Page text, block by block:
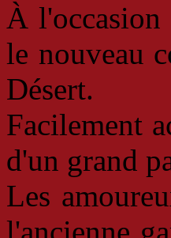
À l'occasion
le nouveau
Désert.
Facilement
d'un grand
Les